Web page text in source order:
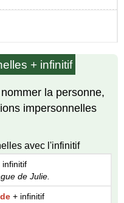
+ infinitif
la personne,
impersonnelles
avec l'infinitif
infinitif
de Julie.
de + infinitif